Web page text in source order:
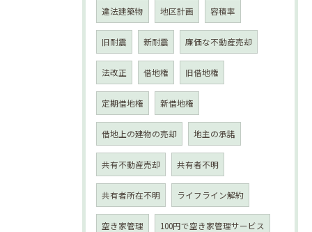
違法建築物 地区計画 容積率
旧耐震 新耐震 廉価な不動産売却
法改正 借地権 旧借地権
定期借地権 新借地権
借地上の建物の売却 地主の承諾
共有不動産売却 共有者不明
共有者所在不明 ライフライン解約
空き家管理 100円で空き家管理サービス